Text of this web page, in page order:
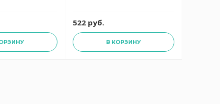
522 руб.
В КОРЗИНУ